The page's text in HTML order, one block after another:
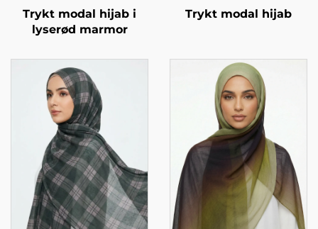
Trykt modal hijab i
lyserød marmor
Trykt modal hijab